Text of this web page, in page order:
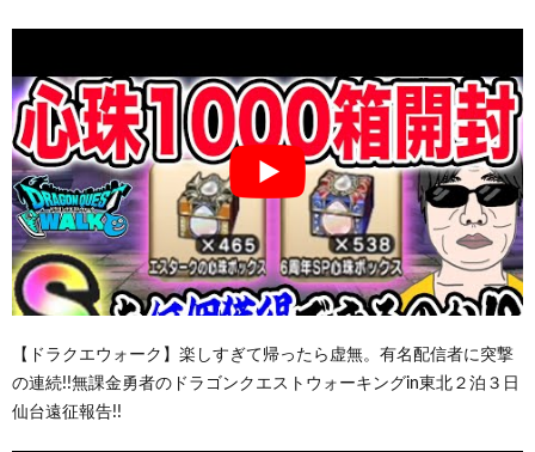
【ドラクエウォーク】楽しすぎて帰ったら虚無。有名配信者に突撃
の連続!!無課金勇者のドラゴンクエストウォーキングin東北２泊３日
仙台遠征報告!!